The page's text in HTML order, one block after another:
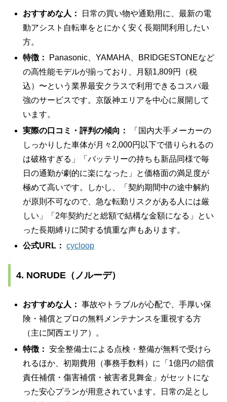
おすすめな人：
日常の買い物や通勤用に、最新の電
動アシスト自転車をとにかく安く長期間利用したい
方。
特徴：
Panasonic、YAMAHA、BRIDGESTONEなど
の高性能モデルが揃っており、月額1,809円（税
込）〜という業界最安クラスで利用できるコスパ最
強のサービスです。京阪神エリアを中心に展開して
います。
実際の口コミ・評判の傾向：
「国内大手メーカーの
しっかりした車体が月々2,000円以下で借りられるの
は破格すぎる」「バッテリーの持ちも新品同様で毎
日の通勤が劇的に楽になった」と価格面の満足度が
極めて高いです。しかし、「契約期間中の途中解約
が原則不可なので、急な転勤リスクがある人には厳
しい」「2年契約だと総額で結構な金額になる」とい
った長期縛りに関する慎重な声もあります。
公式URL： cycloop
4. NORUDE（ノルーデ）
おすすめな人： 事故やトラブルが心配で、手厚い保
険・補償とプロの無料メンテナンスを重視する方
（主に関西エリア）。
特徴： 安全整備士による点検・整備が無料で受けら
れるほか、初期費用（事務手数料）に「1億円の賠償
責任補償・傷害補償・被害者見舞金」がセットにな
った安心プランが用意されています。日常の足とし